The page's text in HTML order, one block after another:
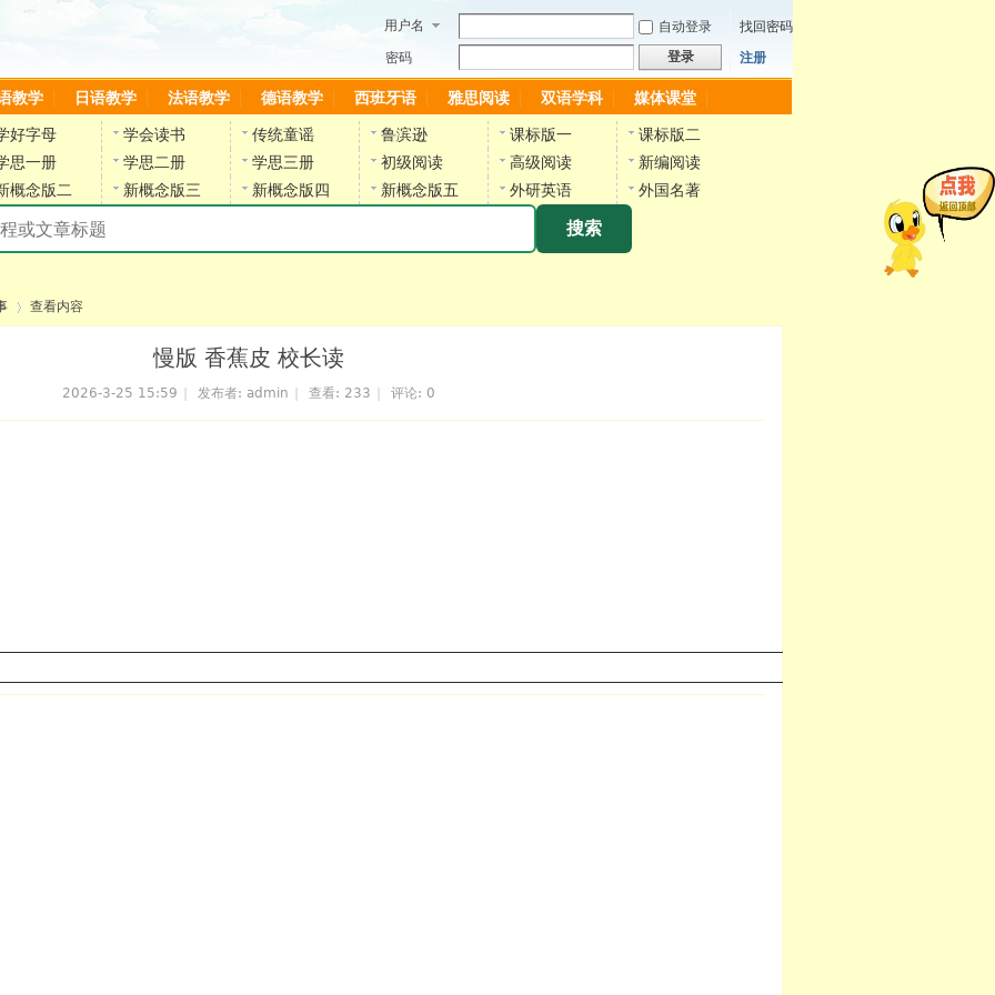
用户名 自动登录
找回密码
密码
登录 注册
教学 日语教学 法语教学 德语教学 西班牙语 雅思阅读 双语学科 媒体课堂
好字母 学会读书 传统童谣 鲁滨逊 课标版一
课标版二
思一册 学思二册 学思三册 初级阅读 高级阅读
新编阅读
概念版二 新概念版三 新概念版四 新概念版五 外研英语 外国名著
搜索
查看内容
慢版 香蕉皮 校长读
2026-3-25 15:59 发布者: admin 查看: 233 评论: 0